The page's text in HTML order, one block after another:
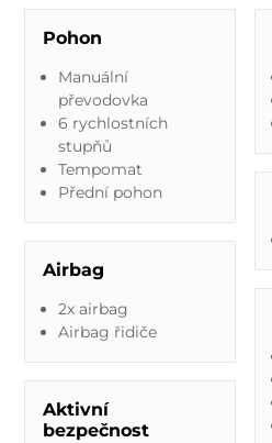
Pohon
Manuální
převodovka
6 rychlostních
stupňů
Tempomat
Přední pohon
Airbag
2x airbag
Airbag řidiče
Aktivní
bezpečnost